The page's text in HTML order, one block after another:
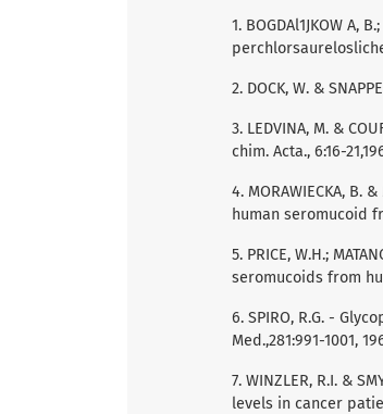
1. BOGDAl1JKOW A,
2. DOCK, W. &
3. LEDVINA, M. &
chim. Acta., 6:16-
4. MORAWIECKA, B.
human seromucoid
5. PRICE, W.H.;
seromucoids from
6. SPIRO, R.G. -
Med.,281:991-1001,
7. WINZLER, R.I. &
levels in cancer